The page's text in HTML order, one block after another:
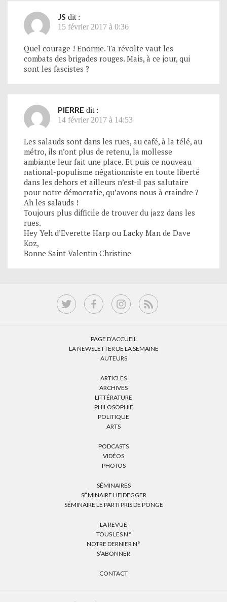
JS dit :
15 février 2017 à 0:36
Quel courage ! Enorme. Ta révolte vaut les
combats des brigades rouges. Mais, à ce jour, qui
sont les fascistes ?
PIERRE dit :
14 février 2017 à 14:53
Les salauds sont dans les rues, au café, à la télé, au
métro, ils n’ont plus de retenu, la mollesse
ambiante leur fait une place. Et puis ce nouveau
national-populisme négationniste en toute liberté
dans les dehors et ailleurs n’est-il pas salutaire
pour notre démocratie, qu’avons nous à craindre ?
Ah les salauds !
Toujours plus difficile de trouver du jazz dans les
rues.
Hey Yeh d’Everette Harp ou Lacky Man de Dave
Koz,
Bonne Saint-Valentin Christine
PAGE D’ACCUEIL
LA NEWSLETTER DE LA SEMAINE
AUTEURS
ARTICLES
ARCHIVES
LITTÉRATURE
PHILOSOPHIE
POLITIQUE
ARTS
PODCASTS
VIDÉOS
PHOTOS
SÉMINAIRES
SÉMINAIRE HEIDEGGER
SÉMINAIRE LE PARTI PRIS DE PONGE
LA REVUE
TOUS LES N°
NOTRE DERNIER N°
S’ABONNER
CONTACT